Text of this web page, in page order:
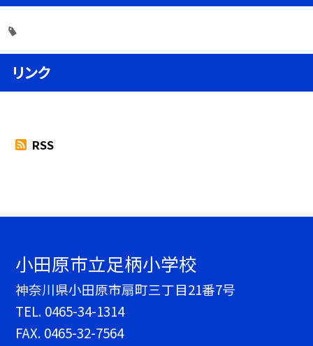
リンク
RSS
小田原市立足柄小学校
神奈川県小田原市扇町三丁目21番7号
TEL. 0465-34-1314
FAX. 0465-32-7564